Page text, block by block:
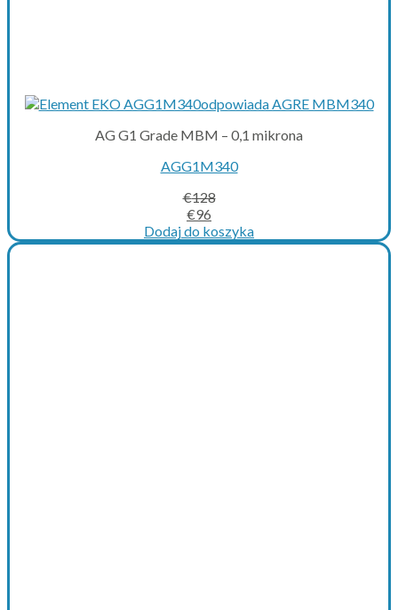
AG G1 Grade MBM – 0,1 mikrona
AGG1M340
€128
Original
price
was:
€96
price
is:
Dodaj do koszyka